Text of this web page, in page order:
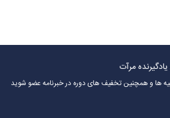
مرآت
ها و همچنین تخفیف های دوره در خبرنامه عضو شوید